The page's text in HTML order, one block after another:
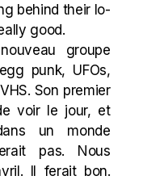
behind their lo-
good.
groupe
punk, UFOs,
Son premier
voir le jour, et
un monde
pas. Nous
Il ferait bon.